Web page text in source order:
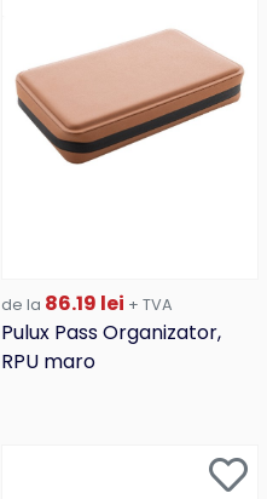
de la 86.19 lei + TVA
Pulux Pass Organizator,
RPU maro